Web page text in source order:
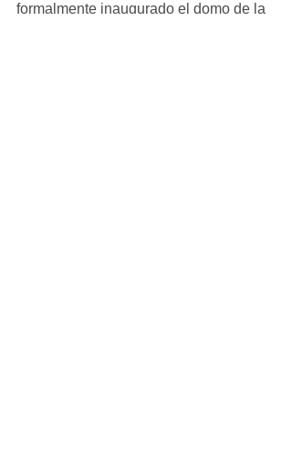
formalmente inaugurado el domo de la